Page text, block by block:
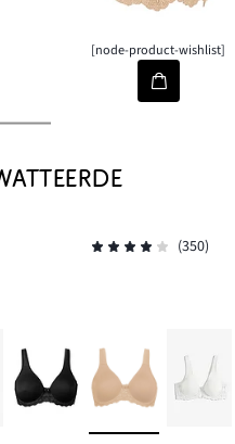
[node-product-wishlist]
(350)